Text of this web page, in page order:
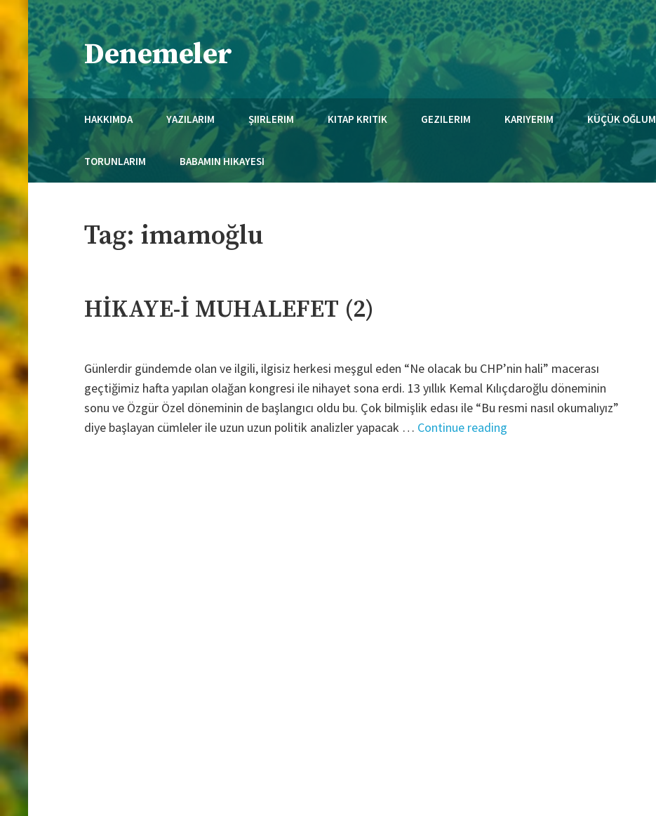
Skip
to
content
Denemeler
Necmi Mola'nın Kaleminden..
HAKKIMDA YAZILARIM ŞIIRLERIM KITAP KRITIK GEZILERIM KARIYERIM KÜÇÜK OĞLUM
TORUNLARIM BABAMIN HIKAYESI
Tag: imamoğlu
HİKAYE-İ MUHALEFET (2)
Günlerdir gündemde olan ve ilgili, ilgisiz herkesi meşgul eden “Ne olacak bu CHP’nin hali” macerası
geçtiğimiz hafta yapılan olağan kongresi ile nihayet sona erdi. 13 yıllık Kemal Kılıçdaroğlu döneminin
sonu ve Özgür Özel döneminin de başlangıcı oldu bu. Çok bilmişlik edası ile “Bu resmi nasıl okumalıyız”
diye başlayan cümleler ile uzun uzun politik analizler yapacak … Continue reading"HİKAYE-